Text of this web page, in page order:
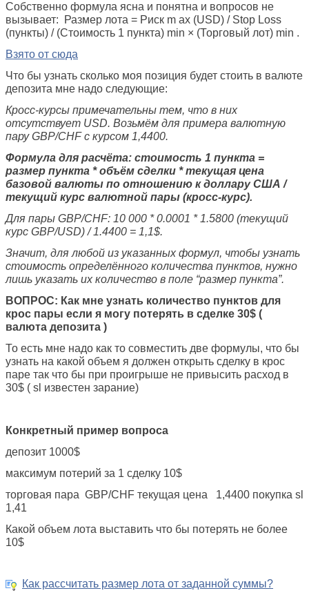
Собственно формула ясна и понятна и вопросов не
вызывает: Размер лота = Риск m ax (USD) / Stop Loss
(пункты) / (Стоимость 1 пункта) min × (Торговый лот) min .
Взято от сюда
Что бы узнать сколько моя позиция будет стоить в валюте
депозита мне надо следующие:
Кросс-курсы примечательны тем, что в них
отсутствует USD. Возьмём для примера валютную
пару GBP/CHF с курсом 1,4400.
Формула для расчёта: стоимость 1 пункта =
размер пункта * объём сделки * текущая цена
базовой валюты по отношению к доллару США /
текущий курс валютной пары (кросс-курс).
Для пары GBP/CHF: 10 000 * 0.0001 * 1.5800 (текущий
курс GBP/USD) / 1.4400 = 1,1$.
Значит, для любой из указанных формул, чтобы узнать
стоимость определённого количества пунктов, нужно
лишь указать их количество в поле “размер пункта”.
ВОПРОС: Как мне узнать количество пунктов для
крос пары если я могу потерять в сделке 30$ (
валюта депозита )
То есть мне надо как то совместить две формулы, что бы
узнать на какой объем я должен открыть сделку в крос
паре так что бы при проигрыше не привысить расход в
30$ ( sl известен зарание)
Конкретный пример вопроса
депозит 1000$
максимум потерий за 1 сделку 10$
торговая пара GBP/CHF текущая цена 1,4400 покупка sl
1,41
Какой объем лота выставить что бы потерять не более
10$
Как рассчитать размер лота от заданной суммы?